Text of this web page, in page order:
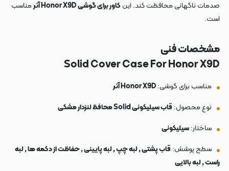
صدمات ناگهانی محافظت کند. این کاور برای گوشی Honor X9D آنر
مناسب
است.
مشخصات فنی
Solid Cover Case For Honor X9D
مناسب برای گوشی:
نوع محصول: قاب سیلیکونی Solid محافظ لنزدار مشکی
ساختار:سیلیکونی
سطح پوشش: قاب پشتی , لبه چپ , لبه پایینی , حفاظت از دکمه ها , لبه
راست , لبه بالایی